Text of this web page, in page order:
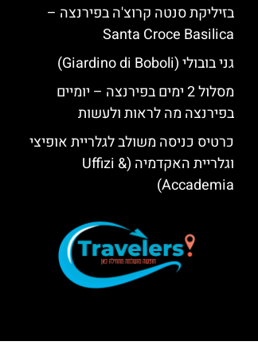
בזיליקת סנטה קרוצ'ה בפירנצה –
Santa Croce Basilica
גני בובולי (Giardino di Boboli)
מסלול 2 ימים בפירנצה – יומיים
בפירנצה מה לראות ולעשות
כרטיס כניסה משולב לגלריית אופיצי
וגלריית האקדמיה (Uffizi &
Accademia)